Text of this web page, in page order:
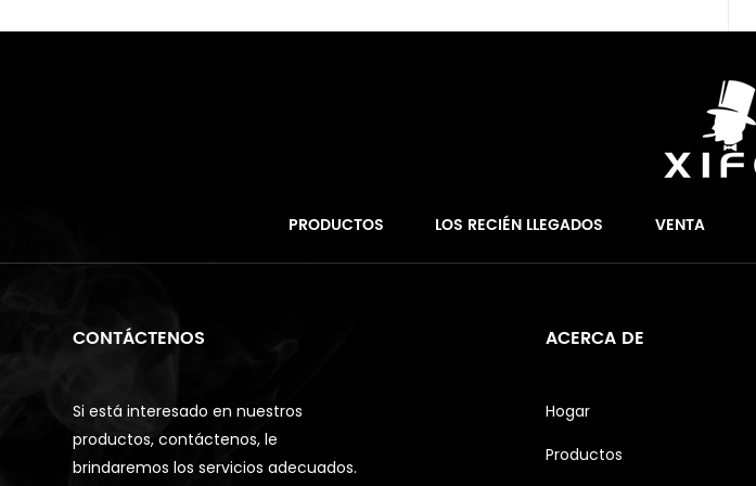
PRODUCTOS LOS RECIÉN LLEGADOS VENTA
CONTÁCTENOS
Si está interesado en nuestros
productos, contáctenos, le
brindaremos los servicios adecuados.
ACERCA DE
Hogar
Productos